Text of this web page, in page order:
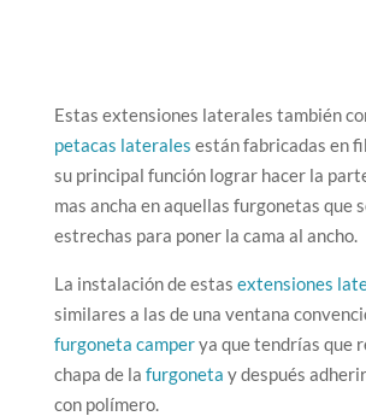
Estas extensiones laterales también
petacas laterales están fabricadas en
su principal función lograr hacer la
mas ancha en aquellas furgonetas que
estrechas para poner la cama al ancho.
La instalación de estas extensiones
similares a las de una ventana
furgoneta camperya que tendrías que
chapa de la furgoneta y después
con polímero.